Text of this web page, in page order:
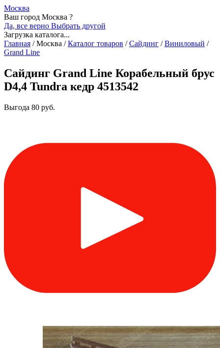
Москва
Ваш город Москва ?
Да, все верно Выбрать другой
Загрузка каталога...
Главная /Москва / Каталог товаров / Сайдинг / Виниловый /
Grand Line
Сайдинг Grand Line Корабельный брус
D4,4 Tundra кедр 4513542
Выгода 80 руб.